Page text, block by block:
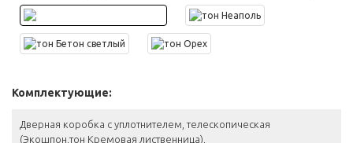
Комплектующие:
Дверная коробка с уплотнителем, телескопическая
(Экошпон,тон Кремовая лиственница),